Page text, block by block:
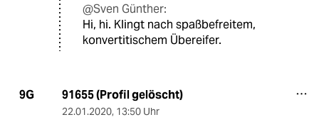
@Sven Günther:
Hi, hi. Klingt nach spaßbefreitem,
konvertitischem Übereifer.
9G 91655 (Profil gelöscht)
22.01.2020, 13:50 Uhr